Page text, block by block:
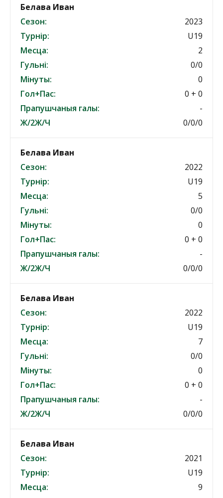
Белава Иван
Сезон:
2023
Турнір:
U19
Месца:
2
Гульні:
0/0
Мінуты:
0
Гол+Пас:
0 + 0
Прапушчаныя галы:
-
Ж/2Ж/Ч
0/0/0
Белава Иван
Сезон:
2022
Турнір:
U19
Месца:
5
Гульні:
0/0
Мінуты:
0
Гол+Пас:
0 + 0
Прапушчаныя галы:
-
Ж/2Ж/Ч
0/0/0
Белава Иван
Сезон:
2022
Турнір:
U19
Месца:
7
Гульні:
0/0
Мінуты:
0
Гол+Пас:
0 + 0
Прапушчаныя галы:
-
Ж/2Ж/Ч
0/0/0
Белава Иван
Сезон:
2021
Турнір:
U19
Месца:
9